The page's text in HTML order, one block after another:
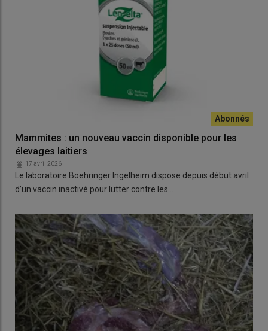
Mammites : un nouveau vaccin disponible pour les
élevages laitiers
17 avril 2026
Le laboratoire Boehringer Ingelheim dispose depuis début avril
d’un vaccin inactivé pour lutter contre les…